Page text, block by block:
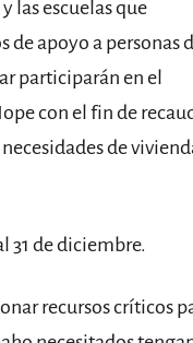
las escuelas que
de apoyo a personas
participarán en el
con el fin de
de
31 de diciembre.
recursos críticos